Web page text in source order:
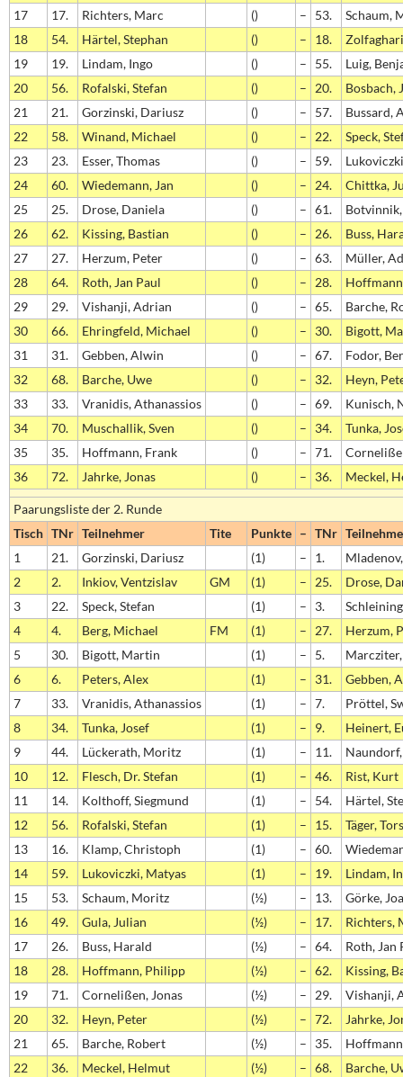
17
17. Richters, Marc () – 53.
Schaum,
18
54. Härtel, Stephan () – 18.
19
19. Lindam, Ingo () – 55.
Luig,
20
56. Rofalski, Stefan () – 20.
Bosbach,
21
21. Gorzinski, Dariusz () – 57.
Bussard,
22
58. Winand, Michael () – 22.
Speck,
23
23. Esser, Thomas () – 59.
24
60. Wiedemann, Jan () – 24.
Chittka,
25
25. Drose, Daniela () – 61.
26
62. Kissing, Bastian () – 26.
Buss,
27
27. Herzum, Peter () – 63.
Müller,
28
64. Roth, Jan Paul () – 28.
29
29. Vishanji, Adrian () – 65.
Barche,
30
66. Ehringfeld, Michael () – 30.
Bigott,
31
31. Gebben, Alwin () – 67.
Fodor,
32
68. Barche, Uwe () – 32.
Heyn,
33
33. Vranidis, Athanassios () – 69.
Kunisch,
34
70. Muschallik, Sven () – 34.
Tunka,
35
35. Hoffmann, Frank () – 71.
36
72. Jahrke, Jonas () – 36. Meckel,
Paarungsliste der 2. Runde
Tisch TNr Teilnehmer Tite Punkte – TNr
1
21. Gorzinski, Dariusz (1) – 1.
2
2. Inkiov, Ventzislav GM (1) – 25.
Drose,
3
22. Speck, Stefan (1) – 3.
4
4. Berg, Michael FM (1) – 27.
Herzum,
5
30. Bigott, Martin (1) – 5.
6
6. Peters, Alex (1) – 31.
Gebben,
7
33. Vranidis, Athanassios (1) – 7.
Pröttel,
8
34. Tunka, Josef (1) – 9.
Heinert,
9
44. Lückerath, Moritz (1) – 11.
10
12. Flesch, Dr. Stefan (1) – 46.
Rist, Kurt
11
14. Kolthoff, Siegmund (1) – 54.
Härtel,
12
56. Rofalski, Stefan (1) – 15.
Täger,
13
16. Klamp, Christoph (1) – 60.
14
59. Lukoviczki, Matyas (1) – 19.
Lindam,
15
53. Schaum, Moritz (½) – 13.
Görke,
16
49. Gula, Julian (½) – 17.
Richters,
17
26. Buss, Harald (½) – 64.
Roth, Jan
18
28. Hoffmann, Philipp (½) – 62.
Kissing,
19
71. Cornelißen, Jonas (½) – 29.
Vishanji,
20
32. Heyn, Peter (½) – 72.
Jahrke,
21
65. Barche, Robert (½) – 35.
22
36. Meckel, Helmut (½) – 68.
Barche,